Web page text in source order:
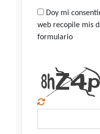
Doy mi
web recopile mis
formulario